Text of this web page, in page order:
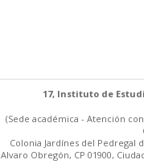
17, Instituto de
(Sede académica - Atención
Colonia Jardínes del Pedregal
Alvaro Obregón, CP 01900,